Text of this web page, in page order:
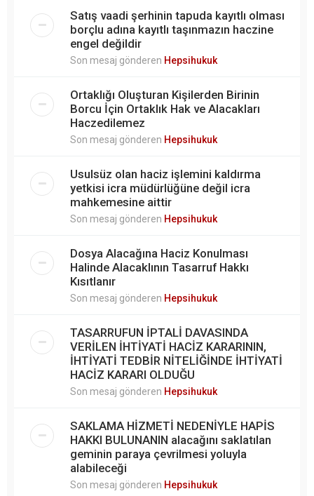
Satış vaadi şerhinin tapuda kayıtlı olması
borçlu adına kayıtlı taşınmazın haczine
engel değildir
Son mesaj gönderen Hepsihukuk
Ortaklığı Oluşturan Kişilerden Birinin
Borcu İçin Ortaklık Hak ve Alacakları
Haczedilemez
Son mesaj gönderen Hepsihukuk
Usulsüz olan haciz işlemini kaldırma
yetkisi icra müdürlüğüne değil icra
mahkemesine aittir
Son mesaj gönderen Hepsihukuk
Dosya Alacağına Haciz Konulması
Halinde Alacaklının Tasarruf Hakkı
Kısıtlanır
Son mesaj gönderen Hepsihukuk
TASARRUFUN İPTALİ DAVASINDA
VERİLEN İHTİYATİ HACİZ KARARININ,
İHTİYATİ TEDBİR NİTELİĞİNDE İHTİYATİ
HACİZ KARARI OLDUĞU
Son mesaj gönderen Hepsihukuk
SAKLAMA HİZMETİ NEDENİYLE HAPİS
HAKKI BULUNANIN alacağını saklatılan
geminin paraya çevrilmesi yoluyla
alabileceği
Son mesaj gönderen Hepsihukuk